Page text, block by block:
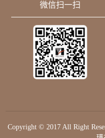
微信扫一扫
Copyright © 2017 All Right